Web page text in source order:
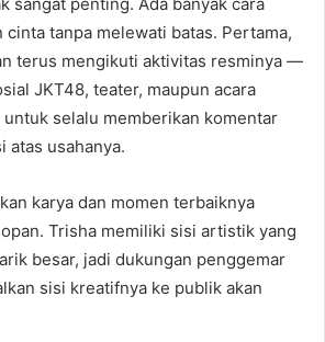
tanpa melewati batas. Pertama,
terus mengikuti aktivitas resminya —
JKT48, teater, maupun acara
selalu memberikan komentar
atas usahanya.
karya dan momen terbaiknya
Trisha memiliki sisi artistik yang
besar, jadi dukungan penggemar
sisi kreatifnya ke publik akan